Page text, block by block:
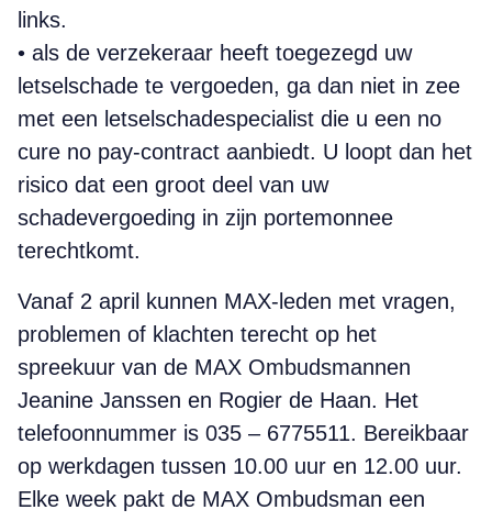
links.
• als de verzekeraar heeft toegezegd uw
letselschade te vergoeden, ga dan niet in zee
met een letselschadespecialist die u een no
cure no pay-contract aanbiedt. U loopt dan het
risico dat een groot deel van uw
schadevergoeding in zijn portemonnee
terechtkomt.
Vanaf 2 april kunnen MAX-leden met vragen,
problemen of klachten terecht op het
spreekuur van de MAX Ombuds­mannen
Jeanine Janssen en Rogier de Haan. Het
telefoon­nummer is 035 – 6775511. Bereikbaar
op werkdagen tussen 10.00 uur en 12.00 uur.
Elke week pakt de MAX Ombudsman een